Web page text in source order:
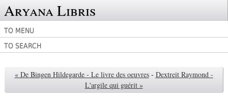
Aryana Libris
TO MENU
TO SEARCH
« De Bingen Hildegarde - Le livre des oeuvres - Dextreit Raymond -
L'argile qui guérit »